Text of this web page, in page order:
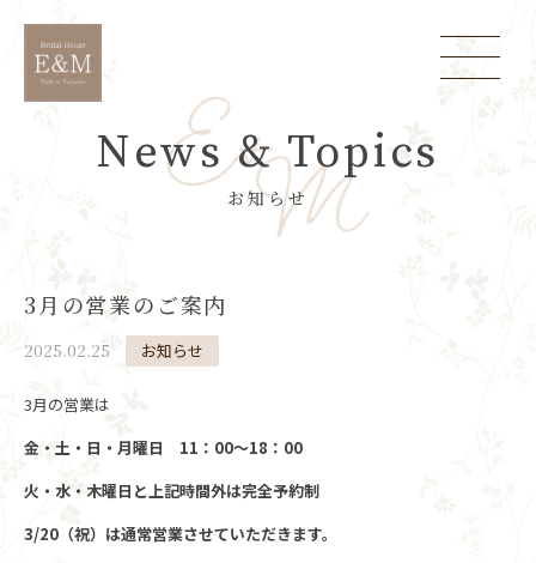
News & Topics
お知らせ
3月の営業のご案内
2025.02.25 お知らせ
3月の営業は
金・土・日・月曜日 11：00～18：00
火・水・木曜日と上記時間外は完全予約制
3/20（祝）は通常営業させていただきます。